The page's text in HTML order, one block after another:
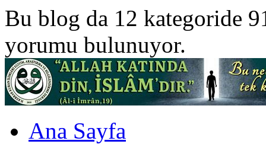
Bu blog da 12 kategoride
yorumu bulunuyor.
Ana Sayfa